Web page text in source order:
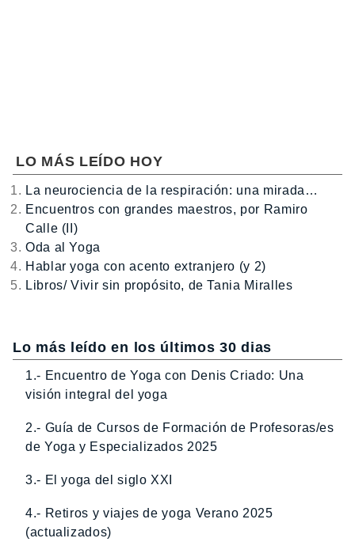
LO MÁS LEÍDO HOY
La neurociencia de la respiración: una mirada…
Encuentros con grandes maestros, por Ramiro
Calle (II)
Oda al Yoga
Hablar yoga con acento extranjero (y 2)
Libros/ Vivir sin propósito, de Tania Miralles
Lo más leído en los últimos 30 dias
1.- Encuentro de Yoga con Denis Criado: Una
visión integral del yoga
2.- Guía de Cursos de Formación de Profesoras/es
de Yoga y Especializados 2025
3.- El yoga del siglo XXI
4.- Retiros y viajes de yoga Verano 2025
(actualizados)